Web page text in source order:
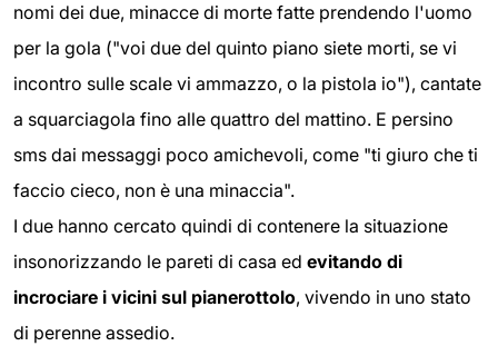
nomi dei due, minacce di morte fatte prendendo l'uomo
per la gola ("voi due del quinto piano siete morti, se vi
incontro sulle scale vi ammazzo, o la pistola io"), cantate
a squarciagola fino alle quattro del mattino. E persino
sms dai messaggi poco amichevoli, come "ti giuro che ti
faccio cieco, non è una minaccia".
I due hanno cercato quindi di contenere la situazione
insonorizzando le pareti di casa ed evitando di
incrociare i vicini sul pianerottolo, vivendo in uno stato
di perenne assedio.